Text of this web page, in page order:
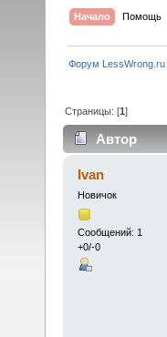
Начало Помощь
Форум LessWrong.ru
Страницы: [1]
Автор
Ivan
Новичок
Сообщений: 1
+0/-0